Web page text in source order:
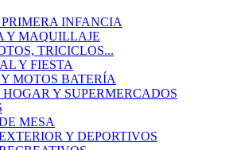
INFANCIA
Y MAQUILLAJE
TRICICLOS...
Y FIESTA
MOTOS BATERÍA
Y SUPERMERCADOS
MESA
Y DEPORTIVOS